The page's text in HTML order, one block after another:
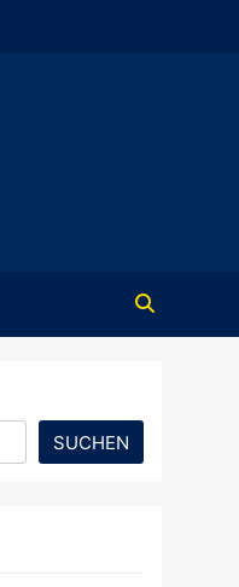
SUCHEN